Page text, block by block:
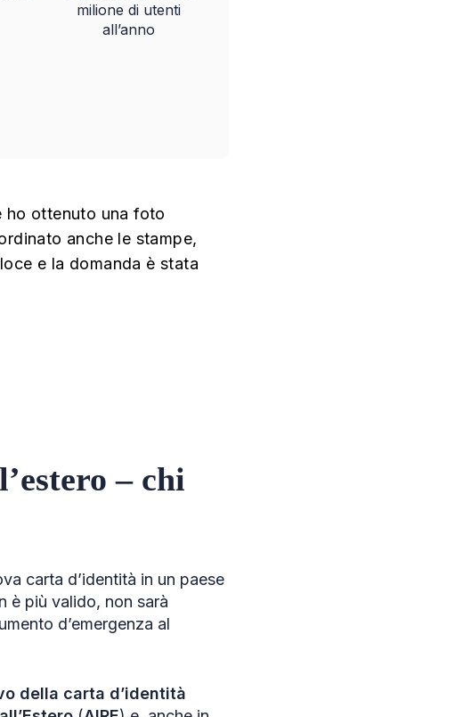
milione di utenti
all’anno
ho ottenuto una foto
anche le stampe,
e la domanda è stata
– chi
carta d’identità in un paese
è più valido, non sarà
d’emergenza al
della carta d’identità